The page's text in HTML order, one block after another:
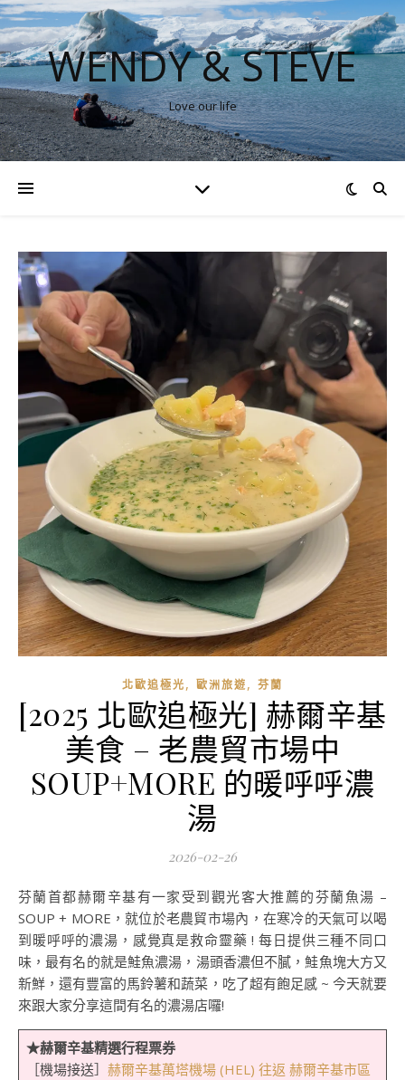
WENDY & STEVE
Love our life
北歐追極光, 歐洲旅遊, 芬蘭
[2025 北歐追極光] 赫爾辛基
美食 – 老農貿市場中
SOUP+MORE 的暖呼呼濃
湯
2026-02-26
芬蘭首都赫爾辛基有一家受到觀光客大推薦的芬蘭魚湯 –
SOUP + MORE，就位於老農貿市場內，在寒冷的天氣可以喝
到暖呼呼的濃湯，感覺真是救命靈藥 ! 每日提供三種不同口
味，最有名的就是鮭魚濃湯，湯頭香濃但不膩，鮭魚塊大方又
新鮮，還有豐富的馬鈴薯和蔬菜，吃了超有飽足感 ~ 今天就要
來跟大家分享這間有名的濃湯店囉!
★赫爾辛基精選行程票券
［機場接送］ 赫爾辛基萬塔機場 (HEL) 往返 赫爾辛基市區